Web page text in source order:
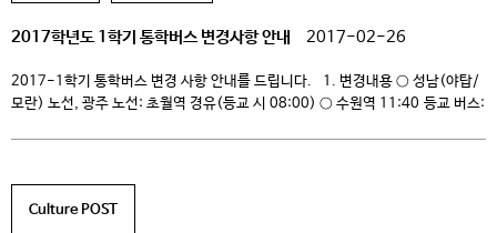
2017학년도 1학기 통학버스 변경사항 안내 2017-02-26
2017-1학기 통학버스 변경 사항 안내를 드립니다. 1. 변경내용 ○ 성남(야탑/
모란) 노선, 광주 노선: 초월역 경유(등교 시 08:00) ○ 수원역 11:40 등교 버스:
Culture POST